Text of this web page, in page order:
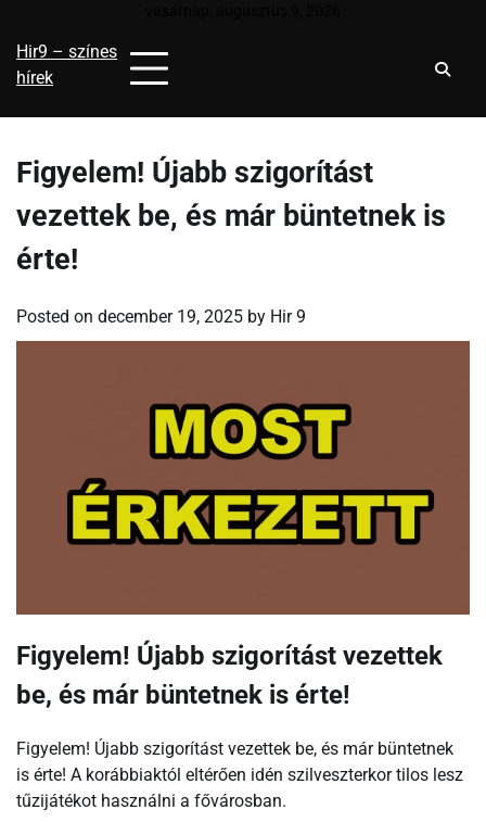
content
Hir9 – színes
hírek
Figyelem! Újabb szigorítást
vezettek be, és már büntetnek is
érte!
Posted on december 19, 2025 by Hir 9
Figyelem! Újabb szigorítást vezettek
be, és már büntetnek is érte!
Figyelem! Újabb szigorítást vezettek be, és már büntetnek
is érte! A korábbiaktól eltérően idén szilveszterkor tilos lesz
tűzijátékot használni a fővárosban.